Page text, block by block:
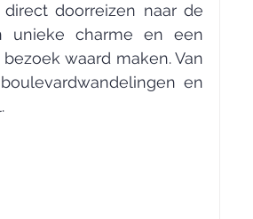
doorreizen naar de
unieke charme en een
waard maken. Van
en